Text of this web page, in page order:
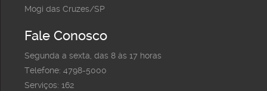
Mogi das Cruzes/SP
Fale Conosco
Segunda a sexta, das 8 às 17 horas
Telefone: 4798-5000
Serviços: 162